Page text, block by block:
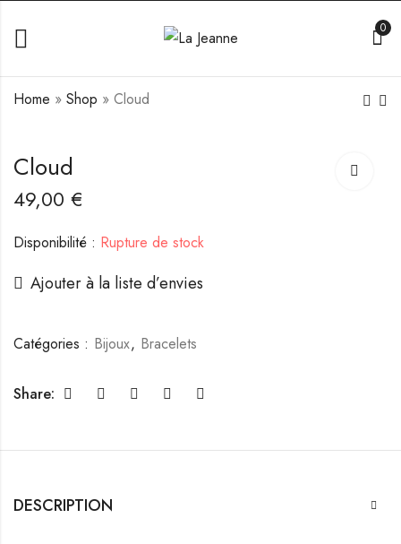
0
Home » Shop » Cloud
Cloud
49,00 €
Disponibilité : Rupture de stock
Ajouter à la liste d’envies
Catégories : Bijoux, Bracelets
Share:
DESCRIPTION